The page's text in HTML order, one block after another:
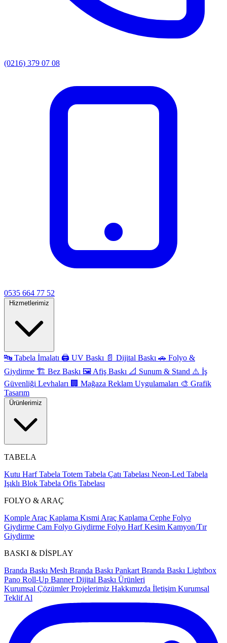
(0216) 379 07 08
0535 664 77 52
🔤 Tabela İmalatı 🖨️ UV Baskı 📄 Dijital Baskı 🚗 Folyo &
Giydirme 🏗️ Bez Baskı 🖼️ Afiş Baskı 📐 Sunum & Stand ⚠️ İş
Güvenliği Levhaları 🏢 Mağaza Reklam Uygulamaları 🎨 Grafik
Tasarım
TABELA
Kutu Harf Tabela Totem Tabela Çatı Tabelası Neon-Led Tabela
Işıklı Blok Tabela Ofis Tabelası
FOLYO & ARAÇ
Komple Araç Kaplama Kısmi Araç Kaplama Cephe Folyo
Giydirme Cam Folyo Giydirme Folyo Harf Kesim Kamyon/Tır
Giydirme
BASKI & DİSPLAY
Branda Baskı Mesh Branda Baskı Pankart Branda Baskı Lightbox
Pano Roll-Up BannerDijital Baskı Ürünleri
Kurumsal ÇözümlerProjelerimiz Hakkımızda İletişim Kurumsal
Teklif Al